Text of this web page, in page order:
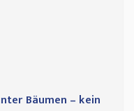
Bäumen – kein